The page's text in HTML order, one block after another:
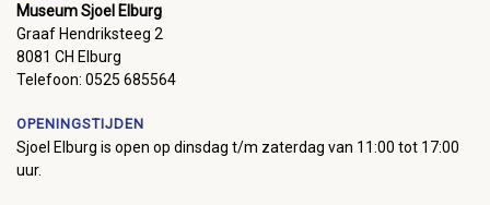
Museum Sjoel Elburg
Graaf Hendriksteeg 2
8081 CH Elburg
Telefoon: 0525 685564
OPENINGSTIJDEN
Sjoel Elburg is open op dinsdag t/m zaterdag van 11:00 tot 17:00
uur.